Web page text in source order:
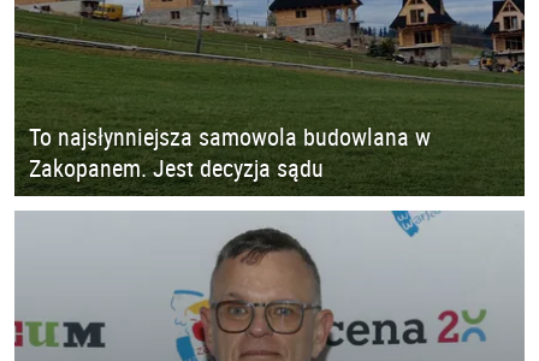
To najsłynniejsza samowola budowlana w
Zakopanem. Jest decyzja sądu